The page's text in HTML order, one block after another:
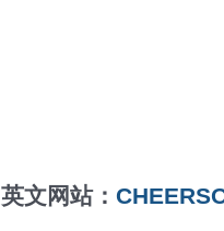
英文网站：